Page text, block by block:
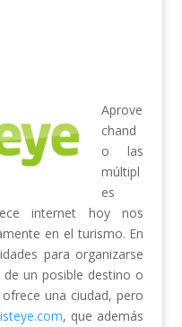
Aprove
chand
o las
múltipl
es
internet hoy nos
en el turismo. En
para organizarse
un posible destino o
una ciudad, pero
, que además